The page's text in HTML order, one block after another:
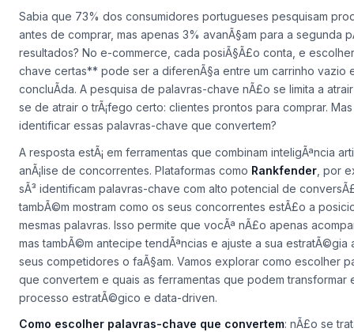
Sabia que 73% dos consumidores portugueses pesquisam
antes de comprar, mas apenas 3% avanÃ§am para a segunda
resultados? No e-commerce, cada posiÃ§Ã£o conta, e
chave certas** pode ser a diferenÃ§a entre um carrinho vazio
concluÃ­da. A pesquisa de palavras-chave nÃ£o se limita a atrair
se de atrair o trÃ¡fego certo: clientes prontos para comprar.
identificar essas palavras-chave que convertem?
A resposta estÃ¡ em ferramentas que combinam inteligÃªncia
anÃ¡lise de concorrentes. Plataformas como Rankfender , por
sÃ³ identificam palavras-chave com alto potencial de
tambÃ©m mostram como os seus concorrentes estÃ£o a
mesmas palavras. Isso permite que vocÃª nÃ£o apenas
mas tambÃ©m antecipe tendÃªncias e ajuste a sua estratÃ©gia
seus competidores o faÃ§am. Vamos explorar como escolher
que convertem e quais as ferramentas que podem transformar
processo estratÃ©gico e data-driven.
Como escolher palavras-chave que convertem: nÃ£o se